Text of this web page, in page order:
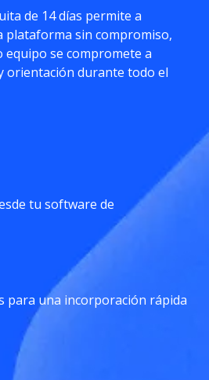
de 14 días permite a
plataforma sin compromiso,
se compromete a
orientación durante todo el
tu software de
para una incorporación rápida